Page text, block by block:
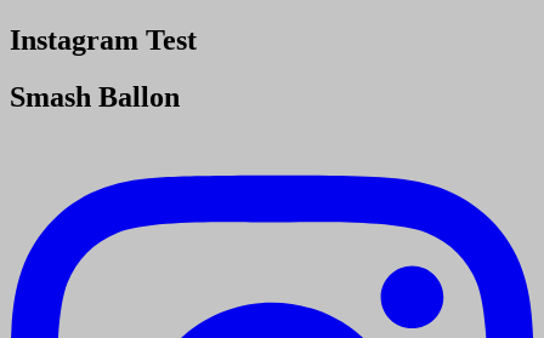
Instagram Test
Smash Ballon